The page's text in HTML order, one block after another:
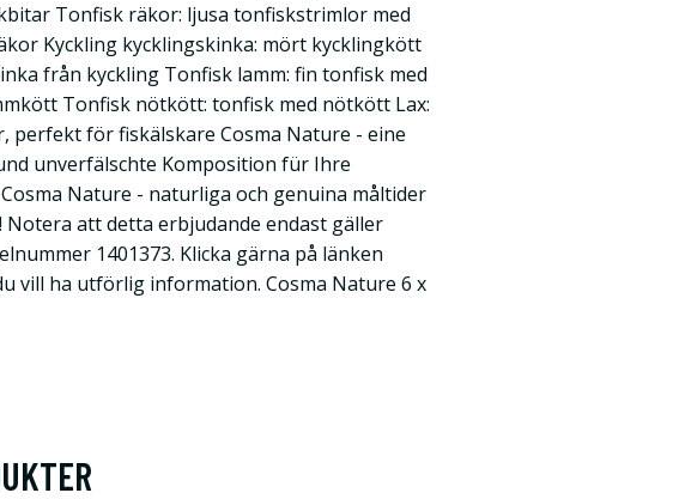
Tonfisk räkor: ljusa tonfiskstrimlor med
Kyckling kycklingskinka: mört kycklingkött
från kyckling Tonfisk lamm: fin tonfisk med
Tonfisk nötkött: tonfisk med nötkött Lax:
perfekt för fiskälskare Cosma Nature - eine
unverfälschte Komposition für Ihre
Nature - naturliga och genuina måltider
att detta erbjudande endast gäller
1401373. Klicka gärna på länken
vill ha utförlig information. Cosma Nature 6 x